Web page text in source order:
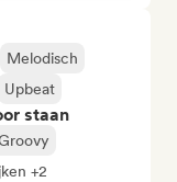
Melodisch
Upbeat
staan
+2